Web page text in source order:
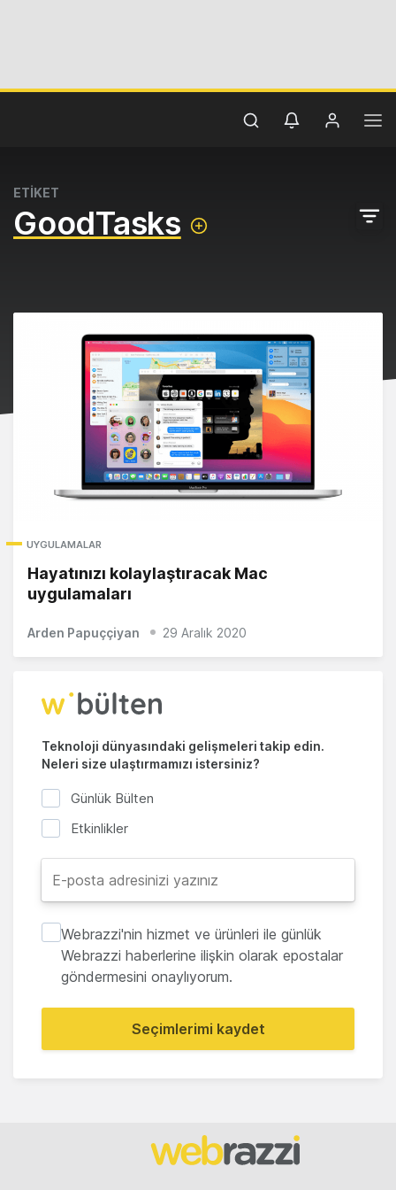
ETİKET
GoodTasks
UYGULAMALAR
Hayatınızı kolaylaştıracak Mac
uygulamaları
Arden Papuççiyan 29 Aralık 2020
Teknoloji dünyasındaki gelişmeleri takip edin.
Neleri size ulaştırmamızı istersiniz?
Günlük Bülten
Etkinlikler
Webrazzi'nin hizmet ve ürünleri ile günlük
Webrazzi haberlerine ilişkin olarak epostalar
göndermesini onaylıyorum.
Seçimlerimi kaydet